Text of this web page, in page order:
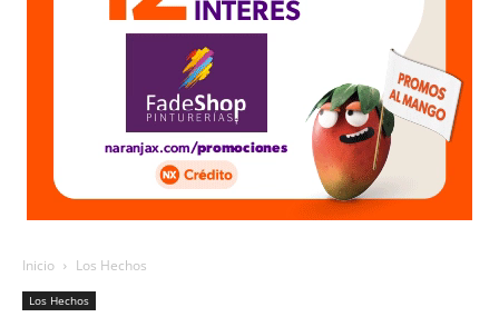
Inicio Los Hechos
Los Hechos